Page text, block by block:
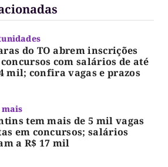
do TO abrem inscrições
com salários de até
mil; confira vagas e prazos
mais
tem mais de 5 mil vagas
em concursos; salários
a R$ 17 mil